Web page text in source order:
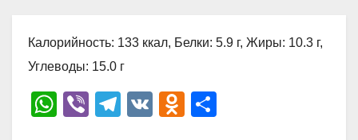
Калорийность: 133 ккал, Белки: 5.9 г, Жиры: 10.3 г,
Углеводы: 15.0 г
W
Vi
T
V
O